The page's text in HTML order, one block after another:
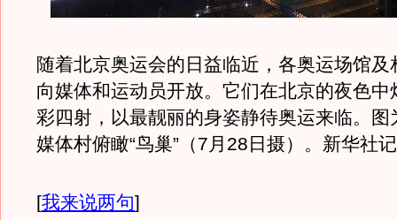
随着北京奥运会的日益临近，各奥运场馆及
向媒体和运动员开放。它们在北京的夜色中
彩四射，以最靓丽的身姿静待奥运来临。图
媒体村俯瞰“鸟巢”（7月28日摄）。新华社
[我来说两句]